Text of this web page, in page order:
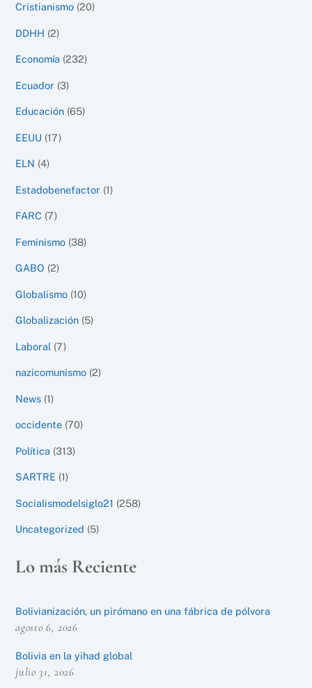
Cristianismo (20)
DDHH (2)
Economía (232)
Ecuador (3)
Educación (65)
EEUU (17)
ELN (4)
Estadobenefactor (1)
FARC (7)
Feminismo (38)
GABO (2)
Globalismo (10)
Globalización (5)
Laboral (7)
nazicomunismo (2)
News (1)
occidente (70)
Política (313)
SARTRE (1)
Socialismodelsiglo21 (258)
Uncategorized (5)
Lo más Reciente
Bolivianización, un pirómano en una fábrica de pólvora
agosto 6, 2026
Bolivia en la yihad global
julio 31, 2026